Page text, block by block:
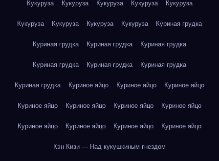
Кукуруза Кукуруза Кукуруза Кукуруза Кукуруза
Кукуруза Кукуруза Кукуруза Кукуруза Куриная грудка
Куриная грудка Куриная грудка Куриная грудка
Куриная грудка Куриная грудка Куриная грудка
Куриная грудка Куриное яйцо Куриное яйцо Куриное яйцо
Куриное яйцо Куриное яйцо Куриное яйцо Куриное яйцо
Куриное яйцо Куриное яйцо Куриное яйцо Куриное яйцо
Кэн Кизи — Над кукушкиным гнездом